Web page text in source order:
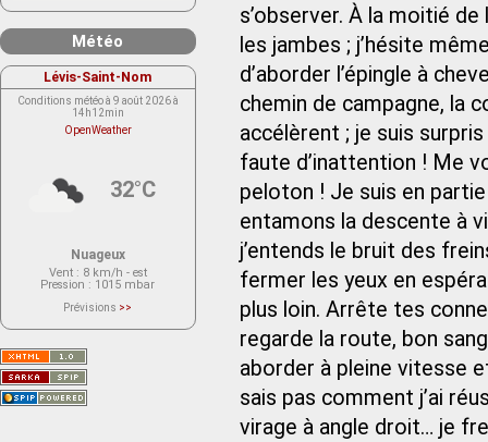
s’observer. À la moitié de
les jambes ; j’hésite
d’aborder l’épingle à
chemin de campagne, la
accélèrent ; je suis
faute d’inattention ! Me
peloton ! Je suis en
entamons la descente à
j’entends le bruit des
fermer les yeux en
plus loin. Arrête tes
regarde la route, bon
aborder à pleine vitesse
sais pas comment j’ai
virage à angle droit… je
Météo
Lévis-Saint-Nom
Conditions météo à 9 août 2026 à
14h12min
OpenWeather
32°C
Nuageux
Vent : 8 km/h - est
Pression : 1015 mbar
Prévisions >>
actuellement aucune prévision
Saint-Nom.
Veuillez consulter le message du
service ci-dessous.
(401 - Invalid API key. Please see
https://openweathermap.org/faq#error401